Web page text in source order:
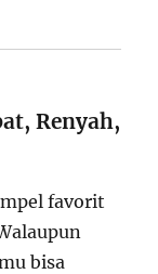
Renyah,
favorit
bisa